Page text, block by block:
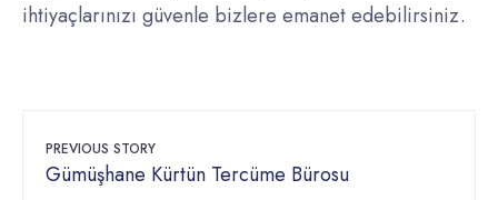
ihtiyaçlarınızı güvenle bizlere emanet edebilirsiniz.
PREVIOUS STORY
Gümüşhane Kürtün Tercüme Bürosu